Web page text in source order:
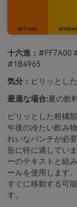
十六進： #FF7A00
#1B4965
気分： ピリッとし
最適な場合:夏の飲
ピリッとした柑橘
午後の冷たい飲み
れいなパンチが必
告に特に適してい
ーのテキストと組
ールを使用します
すぐに移動する可
す。